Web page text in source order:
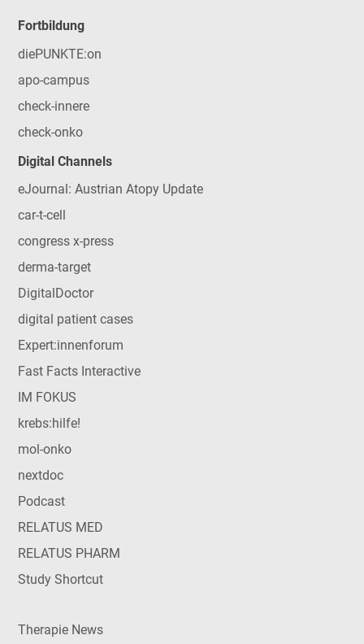
Fortbildung
diePUNKTE:on
apo-campus
check-innere
check-onko
Digital Channels
eJournal: Austrian Atopy Update
car-t-cell
congress x-press
derma-target
DigitalDoctor
digital patient cases
Expert:innenforum
Fast Facts Interactive
IM FOKUS
krebs:hilfe!
mol-onko
nextdoc
Podcast
RELATUS MED
RELATUS PHARM
Study Shortcut
Therapie News